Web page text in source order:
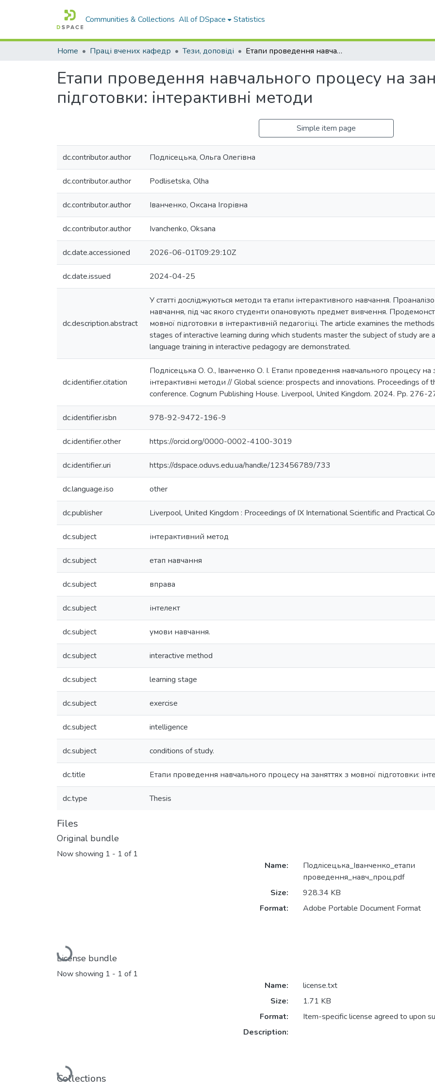
Communities & Collections All of DSpace Statistics
Home Праці вчених кафедр Тези, доповіді Етапи проведення навчального процесу на заняттях з мовної підготовки: інтерактивні методи
Етапи проведення навчального процесу на
підготовки: інтерактивні методи
Simple item page
dc.contributor.author Подлісецька, Ольга Олегівна
dc.contributor.author Podlisetska, Olha
dc.contributor.author Іванченко, Оксана Ігорівна
dc.contributor.author Ivanchenko, Oksana
dc.date.accessioned 2026-06-01T09:29:10Z
dc.date.issued 2024-04-25
dc.description.abstract
У статті досліджуються методи та етапи інтерактивного навчання.
навчання, під час якого студенти опановують предмет вивчення.
мовної підготовки в інтерактивній педагогіці. The article examines the
stages of interactive learning during which students master the subject of study are
language training in interactive pedagogy are demonstrated.
dc.identifier.citation
Подлісецька О. О., Іванченко О. І. Етапи проведення навчального процесу на
інтерактивні методи // Global science: prospects and innovations. Proceedings
conference. Cognum Publishing House. Liverpool, United Kingdom. 2024. Pp. 276-
dc.identifier.isbn 978-92-9472-196-9
dc.identifier.other https://orcid.org/0000-0002-4100-3019
dc.identifier.uri https://dspace.oduvs.edu.ua/handle/123456789/733
dc.language.iso other
dc.publisher Liverpool, United Kingdom : Proceedings of IX International Scientific and Practical
dc.subject інтерактивний метод
dc.subject етап навчання
dc.subject вправа
dc.subject інтелект
dc.subject умови навчання.
dc.subject interactive method
dc.subject learning stage
dc.subject exercise
dc.subject intelligence
dc.subject conditions of study.
dc.title Етапи проведення навчального процесу на заняттях з мовної підготовки:
dc.type Thesis
Files
Original bundle
Now showing 1 - 1 of 1
Loading...
Name:
Подлісецька_Іванченко_етапи
проведення_навч_проц.pdf
Size:
928.34 KB
Format:
Adobe Portable Document Format
License bundle
Now showing 1 - 1 of 1
Name:
license.txt
Size:
1.71 KB
Format:
Item-specific license agreed to upon
Description:
Collections